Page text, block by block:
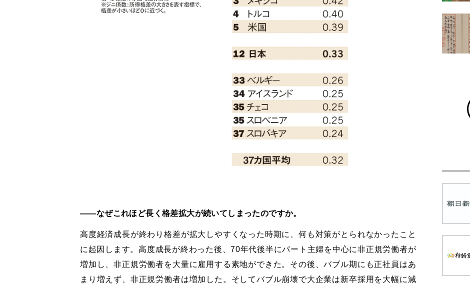
――なぜこれほど長く格差拡大が続いてしまったのですか。
高度経済成長が終わり格差が拡大しやすくなった時期に、何も対策がとられなかったこと
に起因します。高度成長が終わった後、70年代後半にパート主婦を中心に非正規労働者が
増加し、非正規労働者を大量に雇用する素地ができた。その後、バブル期にも正社員はあ
まり増えず、非正規労働者は増加した。そしてバブル崩壊で大企業は新卒採用を大幅に減